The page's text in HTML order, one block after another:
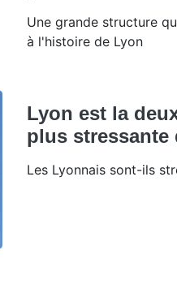
Une grande structure
à l'histoire de Lyon
Lyon est la
plus stressante
Les Lyonnais sont-ils